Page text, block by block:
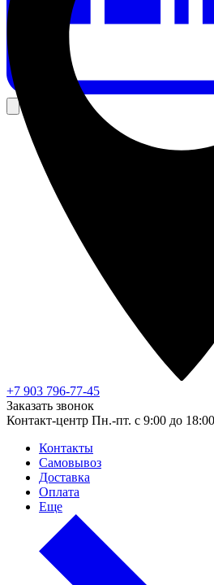
+7 903 796-77-45
Заказать звонок
Контакт-центр Пн.-пт. с 9:00 до 18:00
Контакты
Самовывоз
Доставка
Оплата
Еще